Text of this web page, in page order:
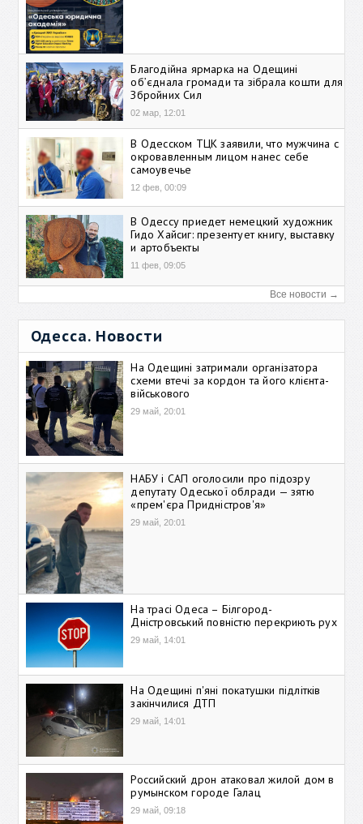
Благодійна ярмарка на Одещині
об’єднала громади та зібрала кошти для
Збройних Сил
02 мар, 12:01
В Одесском ТЦК заявили, что мужчина с
окровавленным лицом нанес себе
самоувечье
12 фев, 00:09
В Одессу приедет немецкий художник
Гидо Хайсиг: презентует книгу, выставку
и артобъекты
11 фев, 09:05
Все новости →
Одесса. Новости
На Одещині затримали організатора
схеми втечі за кордон та його клієнта-
військового
29 май, 20:01
НАБУ і САП оголосили про підозру
депутату Одеської облради — зятю
«прем'єра Придністров'я»
29 май, 20:01
На трасі Одеса – Білгород-
Дністровський повністю перекриють рух
29 май, 14:01
На Одещині п'яні покатушки підлітків
закінчилися ДТП
29 май, 14:01
Российский дрон атаковал жилой дом в
румынском городе Галац
29 май, 09:18